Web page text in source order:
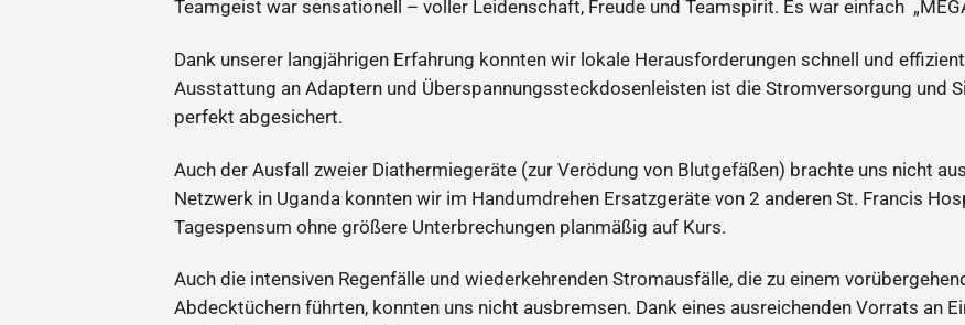
Teamgeist war sensationell – voller Leidenschaft, Freude und Teamspirit. Es war einfach
Dank unserer langjährigen Erfahrung konnten wir lokale Herausforderungen schnell und
Ausstattung an Adaptern und Überspannungssteckdosenleisten ist die Stromversorgung und
perfekt abgesichert.
Auch der Ausfall zweier Diathermiegeräte (zur Verödung von Blutgefäßen) brachte uns nicht
Netzwerk in Uganda konnten wir im Handumdrehen Ersatzgeräte von 2 anderen St. Francis
Tagespensum ohne größere Unterbrechungen planmäßig auf Kurs.
Auch die intensiven Regenfälle und wiederkehrenden Stromausfälle, die zu einem
Abdecktüchern führten, konnten uns nicht ausbremsen. Dank eines ausreichenden Vorrats an